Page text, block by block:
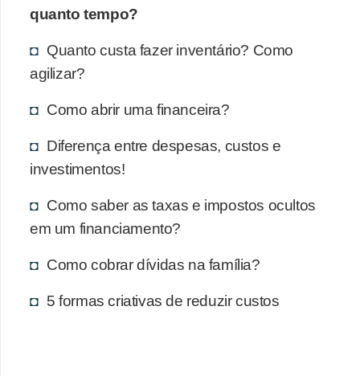
quanto tempo?
Quanto custa fazer inventário? Como
agilizar?
Como abrir uma financeira?
Diferença entre despesas, custos e
investimentos!
Como saber as taxas e impostos ocultos
em um financiamento?
Como cobrar dívidas na família?
5 formas criativas de reduzir custos